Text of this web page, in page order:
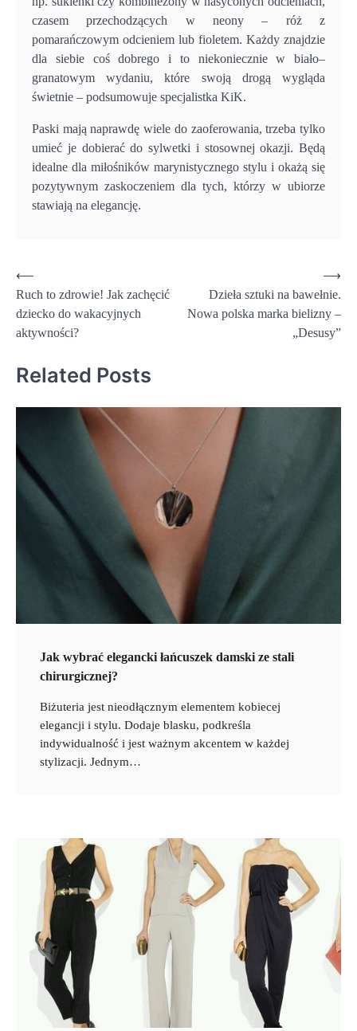
czasem przechodzących w neony – róż z
pomarańczowym odcieniem lub fioletem. Każdy znajdzie
dla siebie coś dobrego i to niekoniecznie w biało–
granatowym wydaniu, które swoją drogą wygląda
świetnie – podsumowuje specjalistka KiK.
Paski mają naprawdę wiele do zaoferowania, trzeba tylko
umieć je dobierać do sylwetki i stosownej okazji. Będą
idealne dla miłośników marynistycznego stylu i okażą się
pozytywnym zaskoczeniem dla tych, którzy w ubiorze
stawiają na elegancję.
Nawigacja
wpisu
⟵
Ruch to zdrowie! Jak zachęcić
dziecko do wakacyjnych
aktywności?
Dzieła sztuki na bawełnie.
Nowa polska marka bielizny –
„Desusy”
⟶
Related Posts
Jak wybrać elegancki łańcuszek damski ze stali
chirurgicznej?
Biżuteria jest nieodłącznym elementem kobiecej
elegancji i stylu. Dodaje blasku, podkreśla
indywidualność i jest ważnym akcentem w każdej
stylizacji. Jednym…